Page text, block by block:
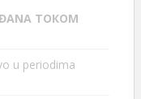
TOКOM
u periodima